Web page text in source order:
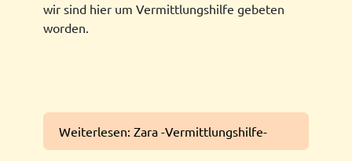
wir sind hier um Vermittlungshilfe gebeten
worden.
Weiterlesen: Zara -Vermittlungshilfe-